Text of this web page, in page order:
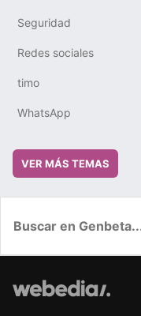
Seguridad
Redes sociales
timo
WhatsApp
VER MÁS TEMAS